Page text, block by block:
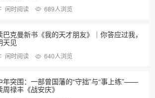
闲时阅读 689人浏览
巴克曼新书《我的天才朋友》｜你答应过我，
天见
闲时阅读 640人浏览
年突围：一部曾国藩的“守拙”与“事上练”——
周禄丰《战安庆》